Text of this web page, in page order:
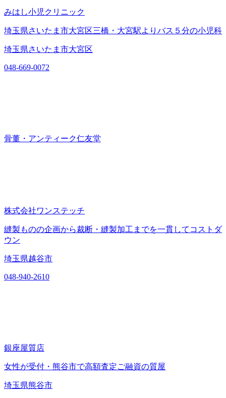
みはし小児クリニック
埼玉県さいたま市大宮区三橋・大宮駅よりバス５分の小児科
埼玉県さいたま市大宮区
048-669-0072
骨董・アンティーク仁友堂
株式会社ワンステッチ
縫製ものの企画から裁断・縫製加工までを一貫してコストダ
ウン
埼玉県越谷市
048-940-2610
銀座屋質店
女性が受付・熊谷市で高額査定ご融資の質屋
埼玉県熊谷市